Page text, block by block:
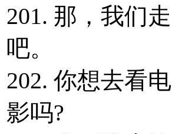
201. 那，我们走
吧。
202. 你想去看电
影吗?